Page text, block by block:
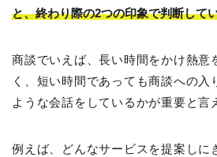
と、終わり際の2つの印象で判断して
商談でいえば、長い時間をかけ熱意
く、短い時間であっても商談への入
ような会話をしているかが重要と言
例えば、どんなサービスを提案しに